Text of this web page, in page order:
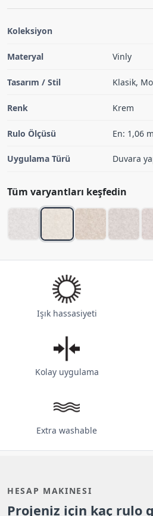
Koleksiyon
Materyal Vinly
Tasarım / Stil Klasik,
Renk Krem
Rulo Ölçüsü En: 1,06
Uygulama Türü Duvara
Tüm varyantları keşfedin
Işık hassasiyeti
Kolay uygulama
Extra washable
HESAP MAKINESI
Projeniz için kaç rulo